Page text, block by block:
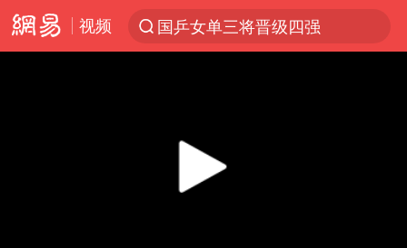
视频
国乒女单三将晋级四强
央视新主播李秋莹孙亚鹏亮相